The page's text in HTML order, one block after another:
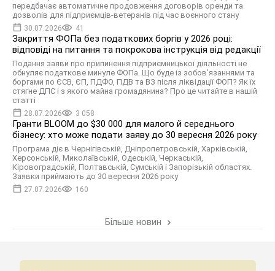
передбачає автоматичне продовження договорів оренди та
дозволів для підприємців-ветеранів під час воєнного стану
30.07.2026 41
Закриття ФОПа без податкових боргів у 2026 році:
відповіді на питання та покрокова інструкція від редакції
Подання заяви про припинення підприємницької діяльності не
обнуляє податкове минуле ФОПа. Що буде із зобов’язаннями та
боргами по ЄСВ, ЄП, ПДФО, ПДВ та ВЗ після ліквідації ФОП? Як їх
стягне ДПС і з якого майна громадянина? Про це читайте в нашій
статті
28.07.2026 3 058
Гранти BLOOM до $30 000 для малого й середнього
бізнесу: хто може подати заяву до 30 вересня 2026 року
Програма діє в Чернігівській, Дніпропетровській, Харківській,
Херсонській, Миколаївській, Одеській, Черкаській,
Кіровоградській, Полтавській, Сумській і Запорізькій областях.
Заявки приймають до 30 вересня 2026 року
27.07.2026 160
Більше новин